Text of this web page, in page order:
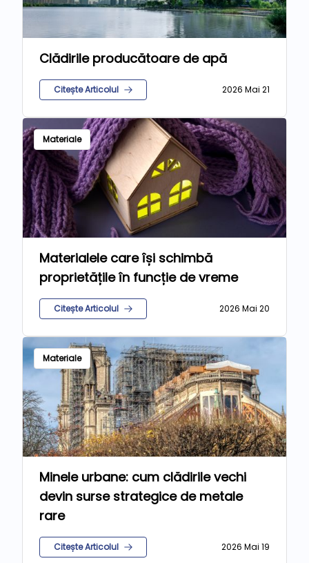
Clădirile producătoare de apă
Citește Articolul 2026 Mai 21
Materiale
Materialele care își schimbă
proprietățile în funcție de vreme
Citește Articolul 2026 Mai 20
Materiale
Minele urbane: cum clădirile vechi
devin surse strategice de metale
rare
Citește Articolul 2026 Mai 19